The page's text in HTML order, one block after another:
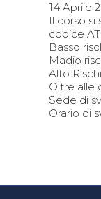
14 Aprile
Il corso si
codice
Basso
Madio
Alto
Oltre alle
Sede di
Orario di